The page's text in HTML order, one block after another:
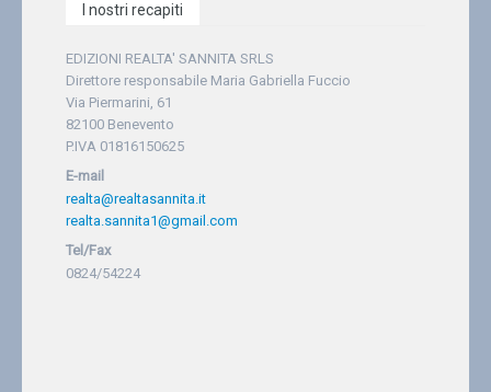
I nostri recapiti
EDIZIONI REALTA' SANNITA SRLS
Direttore responsabile Maria Gabriella Fuccio
Via Piermarini, 61
82100 Benevento
P.IVA 01816150625
E-mail
realta@realtasannita.it
realta.sannita1@gmail.com
Tel/Fax
0824/54224